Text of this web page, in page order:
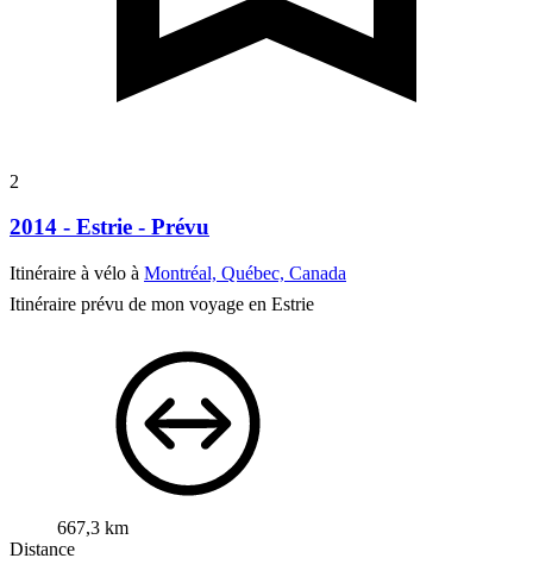
2
2014 - Estrie - Prévu
Itinéraire à vélo à Montréal, Québec, Canada
Itinéraire prévu de mon voyage en Estrie
667,3 km
Distance